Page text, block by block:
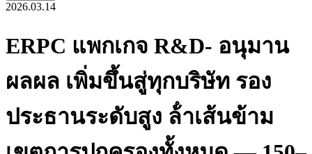
2026.03.14
ERPC แพกเกจ R&D- อนุมาน
ผลผล เพิ่มขึ้นสู่ทุกบริษัท รอง
ประธานระดับสูง ล้ําเส้นข้าม